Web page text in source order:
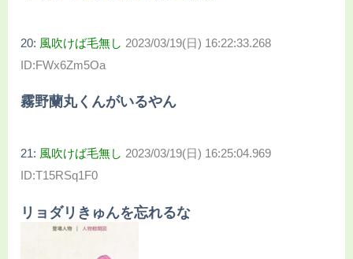
20: 風吹けば毛無し 2023/03/19(日) 16:22:33.268
ID:FWx6Zm5Oa
霧野蘭丸くんがいるやん
21: 風吹けば毛無し 2023/03/19(日) 16:25:04.969
ID:T15RSq1F0
リョダリきゅんを忘れるな